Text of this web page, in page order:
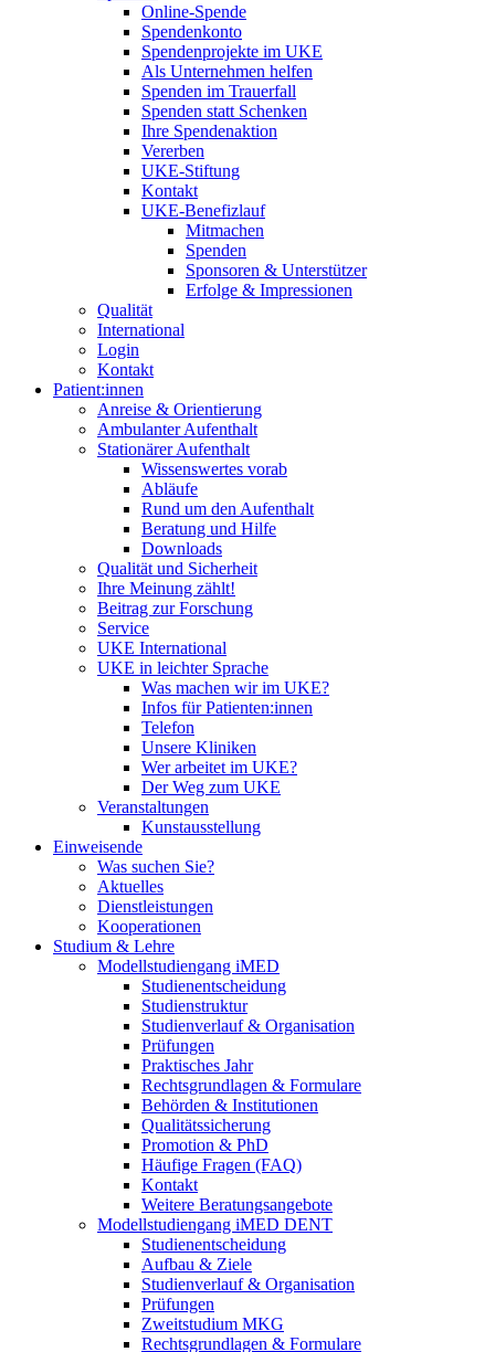
Online-Spende
Spendenkonto
Spendenprojekte im UKE
Als Unternehmen helfen
Spenden im Trauerfall
Spenden statt Schenken
Ihre Spendenaktion
Vererben
UKE-Stiftung
Kontakt
UKE-Benefizlauf
Mitmachen
Spenden
Sponsoren & Unterstützer
Erfolge & Impressionen
Qualität
International
Login
Kontakt
Patient:innen
Anreise & Orientierung
Ambulanter Aufenthalt
Stationärer Aufenthalt
Wissenswertes vorab
Abläufe
Rund um den Aufenthalt
Beratung und Hilfe
Downloads
Qualität und Sicherheit
Ihre Meinung zählt!
Beitrag zur Forschung
Service
UKE International
UKE in leichter Sprache
Was machen wir im UKE?
Infos für Patienten:innen
Telefon
Unsere Kliniken
Wer arbeitet im UKE?
Der Weg zum UKE
Veranstaltungen
Kunstausstellung
Einweisende
Was suchen Sie?
Aktuelles
Dienstleistungen
Kooperationen
Studium & Lehre
Modellstudiengang iMED
Studienentscheidung
Studienstruktur
Studienverlauf & Organisation
Prüfungen
Praktisches Jahr
Rechtsgrundlagen & Formulare
Behörden & Institutionen
Qualitätssicherung
Promotion & PhD
Häufige Fragen (FAQ)
Kontakt
Weitere Beratungsangebote
Modellstudiengang iMED DENT
Studienentscheidung
Aufbau & Ziele
Studienverlauf & Organisation
Prüfungen
Zweitstudium MKG
Rechtsgrundlagen & Formulare